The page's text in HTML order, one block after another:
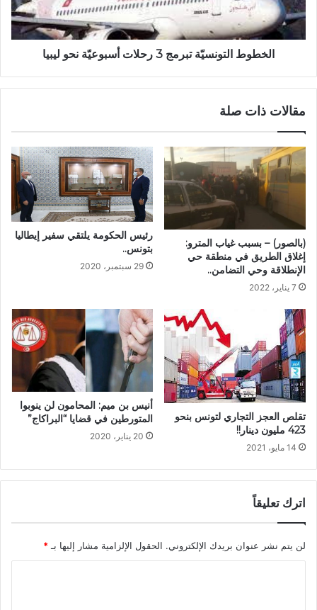
الخطوط التونسيّة تبرمج 3 رحلات أسبوعيّة نحو ليبيا
مقالات ذات صلة
(بالصور) – بسبب غياب المترو:
إغلاق الطريق في منطقة حي
الإنطلاقة وحي التضامن..
7 يناير، 2022
رئيس الحكومة يلتقي سفير إيطاليا
بتونس..
29 سبتمبر، 2020
تقلص العجز التجاري لتونس بنحو
423 مليون دينار!!
14 مايو، 2021
أنيس بن ميم: المحامون لن ينوبوا
المتورطين في قضايا “البراكاج”
20 يناير، 2020
اترك تعليقاً
لن يتم نشر عنوان بريدك الإلكتروني. الحقول الإلزامية مشار إليها بـ*